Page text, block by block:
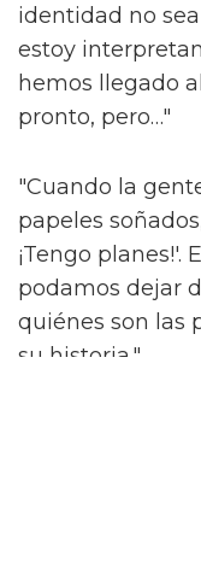
identidad no
estoy
hemos llegado
pronto, pero…"
"Cuando la
papeles
¡Tengo planes!'.
podamos dejar
quiénes son las
su historia."